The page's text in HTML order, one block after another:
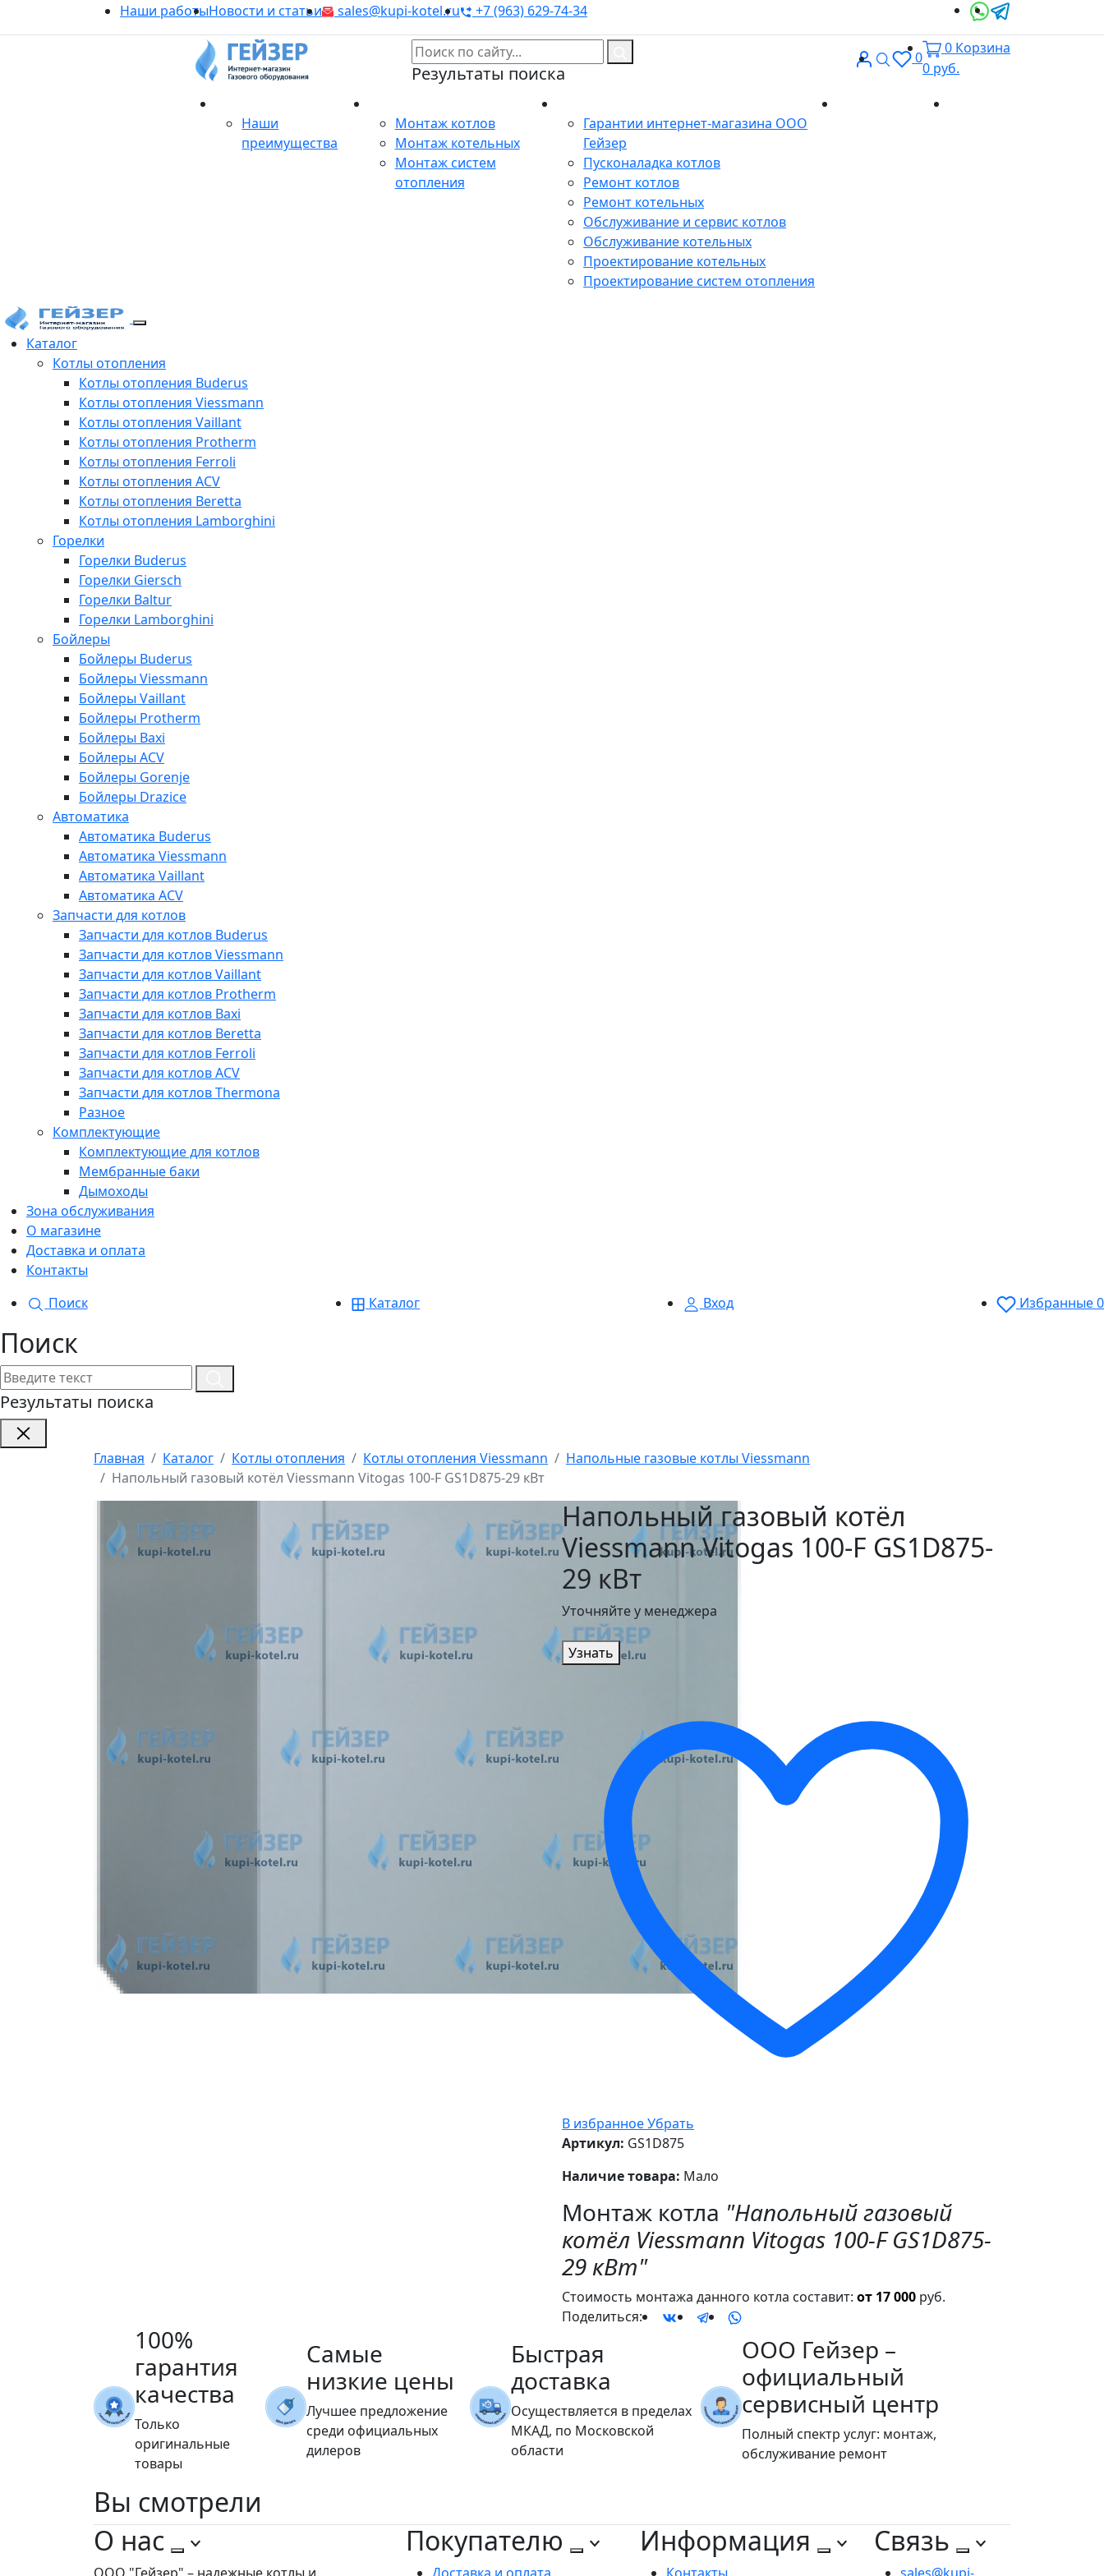
Наши работыНовости и статьи sales@kupi-kotel.ru +7 (963) 629-74-34
Результаты поиска
ВходПоиск
0
0 Корзина
0 руб.
Наши
преимущества
Монтаж котлов
Монтаж котельных
Монтаж систем
отопления
Гарантии интернет-магазина ООО
Гейзер
Пусконаладка котлов
Ремонт котлов
Ремонт котельных
Обслуживание и сервис котлов
Обслуживание котельных
Проектирование котельных
Проектирование систем отопления
Каталог
Котлы отопления
Котлы отопления Buderus
Котлы отопления Viessmann
Котлы отопления Vaillant
Котлы отопления Protherm
Котлы отопления Ferroli
Котлы отопления ACV
Котлы отопления Beretta
Котлы отопления Lamborghini
Горелки
Горелки Buderus
Горелки Giersch
Горелки Baltur
Горелки Lamborghini
Бойлеры
Бойлеры Buderus
Бойлеры Viessmann
Бойлеры Vaillant
Бойлеры Protherm
Бойлеры Baxi
Бойлеры ACV
Бойлеры Gorenje
Бойлеры Drazice
Автоматика
Автоматика Buderus
Автоматика Viessmann
Автоматика Vaillant
Автоматика ACV
Запчасти для котлов
Запчасти для котлов Buderus
Запчасти для котлов Viessmann
Запчасти для котлов Vaillant
Запчасти для котлов Protherm
Запчасти для котлов Baxi
Запчасти для котлов Beretta
Запчасти для котлов Ferroli
Запчасти для котлов ACV
Запчасти для котлов Thermona
Разное
Комплектующие
Комплектующие для котлов
Мембранные баки
Дымоходы
Зона обслуживания
О магазине
Доставка и оплата
Контакты
Поиск
Каталог Вход Избранные0
Поиск
Результаты поиска
Главная Каталог Котлы отопления Котлы отопления Viessmann
Напольные газовые котлы Viessmann
Напольный газовый котёл Viessmann Vitogas 100-F GS1D875-29 кВт
Напольный газовый котёл
Viessmann Vitogas 100-F GS1D875-
29 кВт
Уточняйте у менеджера
Узнать
В избранноеУбрать
Артикул: GS1D875
Наличие товара: Мало
Монтаж котла "Напольный газовый
котёл Viessmann Vitogas 100-F GS1D875-
29 кВт"
Стоимость монтажа данного котла составит: от 17 000 руб.
Поделиться:
100%
гарантия
качества
Только
оригинальные
товары
Самые
низкие цены
Лучшее предложение
среди официальных
дилеров
Быстрая
доставка
Осуществляется в пределах
МКАД, по Московской
области
ООО Гейзер –
официальный
сервисный центр
Полный спектр услуг: монтаж,
обслуживание ремонт
Вы смотрели
О нас
Покупателю Информация Связь